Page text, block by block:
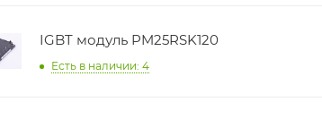
IGBT модуль PM25RSK120
Есть в наличии: 4